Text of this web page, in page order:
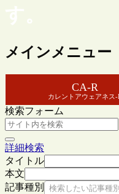
す。
メインメニュー
CA-R
カレントアウェアネス-
検索フォーム
詳細検索
タイトル
本文
記事種別
検索したい記事種